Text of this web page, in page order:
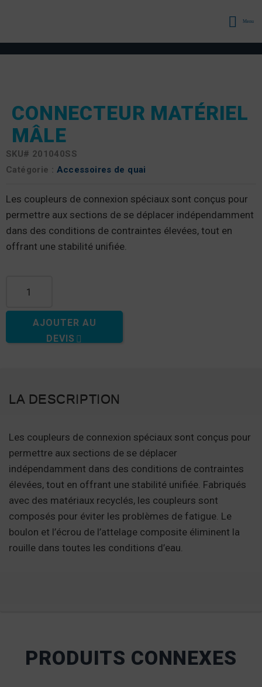
Menu
CONNECTEUR MATÉRIEL
MÂLE
SKU# 201040SS
Catégorie : Accessoires de quai
Les coupleurs de connexion spéciaux sont conçus pour
permettre aux sections de se déplacer indépendamment
dans des conditions de contraintes élevées, tout en
offrant une stabilité unifiée.
AJOUTER AU
DEVIS
LA DESCRIPTION
Les coupleurs de connexion spéciaux sont conçus pour
permettre aux sections de se déplacer
indépendamment dans des conditions de contraintes
élevées, tout en offrant une stabilité unifiée. Fabriqués
avec des matériaux recyclés, les coupleurs sont
composés pour éviter les problèmes de fatigue. Le
boulon et l’écrou de l’attelage composite éliminent la
rouille dans toutes les conditions d’eau.
PRODUITS CONNEXES